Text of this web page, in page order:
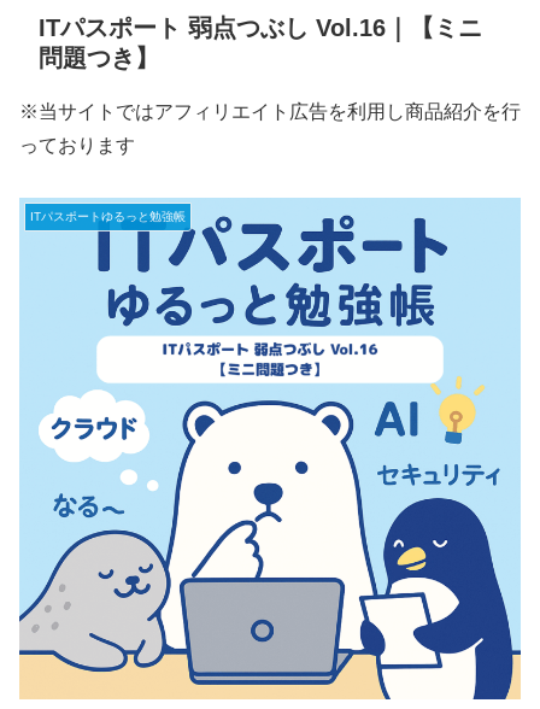
ITパスポート 弱点つぶし Vol.16｜【ミニ
問題つき】
※当サイトではアフィリエイト広告を利用し商品紹介を行
っております
ITパスポートゆるっと勉強帳